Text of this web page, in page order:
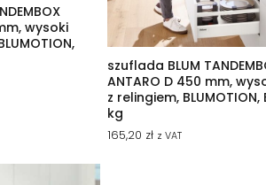
wysoki
szuflada BLUM
ANTARO D 450 mm,
z relingiem, BLUMOTION,
kg
165,20 zł z VAT